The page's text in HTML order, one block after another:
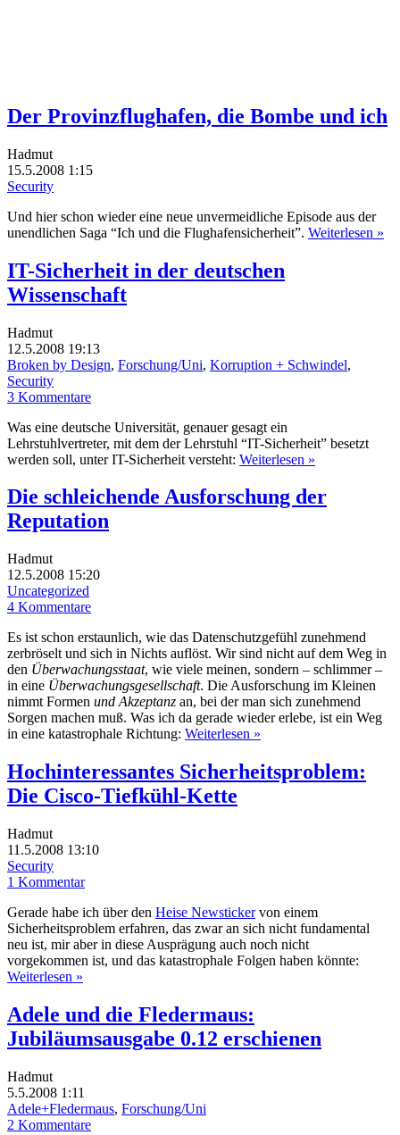
Der Provinzflughafen, die Bombe und ich
Hadmut
15.5.2008 1:15
Security
Und hier schon wieder eine neue unvermeidliche Episode aus der
unendlichen Saga “Ich und die Flughafensicherheit”. Weiterlesen »
IT-Sicherheit in der deutschen
Wissenschaft
Hadmut
12.5.2008 19:13
Broken by Design, Forschung/Uni, Korruption + Schwindel,
Security
3 Kommentare
Was eine deutsche Universität, genauer gesagt ein
Lehrstuhlvertreter, mit dem der Lehrstuhl “IT-Sicherheit” besetzt
werden soll, unter IT-Sicherheit versteht: Weiterlesen »
Die schleichende Ausforschung der
Reputation
Hadmut
12.5.2008 15:20
Uncategorized
4 Kommentare
Es ist schon erstaunlich, wie das Datenschutzgefühl zunehmend
zerbröselt und sich in Nichts auflöst. Wir sind nicht auf dem Weg in
den Überwachungsstaat, wie viele meinen, sondern – schlimmer –
in eine Überwachungsgesellschaft. Die Ausforschung im Kleinen
nimmt Formen und Akzeptanz an, bei der man sich zunehmend
Sorgen machen muß. Was ich da gerade wieder erlebe, ist ein Weg
in eine katastrophale Richtung: Weiterlesen »
Hochinteressantes Sicherheitsproblem:
Die Cisco-Tiefkühl-Kette
Hadmut
11.5.2008 13:10
Security
1 Kommentar
Gerade habe ich über den Heise Newstickervon einem
Sicherheitsproblem erfahren, das zwar an sich nicht fundamental
neu ist, mir aber in diese Ausprägung auch noch nicht
vorgekommen ist, und das katastrophale Folgen haben könnte:
Weiterlesen »
Adele und die Fledermaus:
Jubiläumsausgabe 0.12 erschienen
Hadmut
5.5.2008 1:11
Adele+Fledermaus, Forschung/Uni
2 Kommentare